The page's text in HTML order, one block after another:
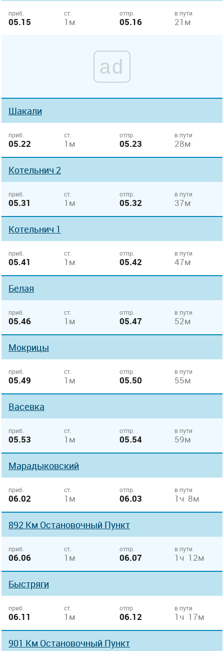
приб.
05.15
ст.
1м
отпр.
05.16
в пути
21м
ad
Шакали
приб.
05.22
ст.
1м
отпр.
05.23
в пути
28м
Котельнич 2
приб.
05.31
ст.
1м
отпр.
05.32
в пути
37м
Котельнич 1
приб.
05.41
ст.
1м
отпр.
05.42
в пути
47м
Белая
приб.
05.46
ст.
1м
отпр.
05.47
в пути
52м
Мокрицы
приб.
05.49
ст.
1м
отпр.
05.50
в пути
55м
Васевка
приб.
05.53
ст.
1м
отпр.
05.54
в пути
59м
Марадыковский
приб.
06.02
ст.
1м
отпр.
06.03
в пути
1ч 8м
892 Км Остановочный Пункт
приб.
06.06
ст.
1м
отпр.
06.07
в пути
1ч 12м
Быстряги
приб.
06.11
ст.
1м
отпр.
06.12
в пути
1ч 17м
901 Км Остановочный Пункт